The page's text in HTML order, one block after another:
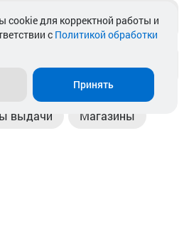
выдачи Магазины
cookie для корректной работы и
с Политикой обработки
Принять